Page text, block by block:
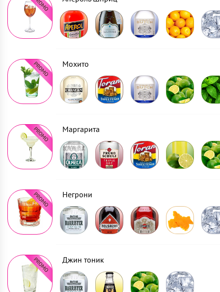
Мохито
Маргарита
Негрони
Джин тоник